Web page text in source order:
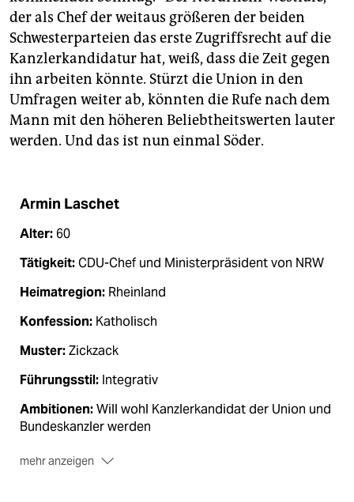
der als Chef der weitaus größeren der beiden
Schwesterparteien das erste Zugriffsrecht auf die
Kanzlerkandidatur hat, weiß, dass die Zeit gegen
ihn arbeiten könnte. Stürzt die Union in den
Umfragen weiter ab, könnten die Rufe nach dem
Mann mit den höheren Beliebtheitswerten lauter
werden. Und das ist nun einmal Söder.
Armin Laschet
Alter: 60
Tätigkeit:CDU-Chef und Ministerpräsident von NRW
Heimatregion: Rheinland
Konfession: Katholisch
Muster:Zickzack
Führungsstil: Integrativ
Ambitionen:Will wohl Kanzlerkandidat der Union und
Bundeskanzler werden
mehr anzeigen